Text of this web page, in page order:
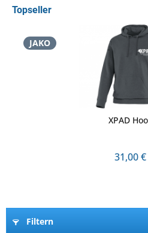
Topseller
JAKO
XPAD
31,00
Filtern